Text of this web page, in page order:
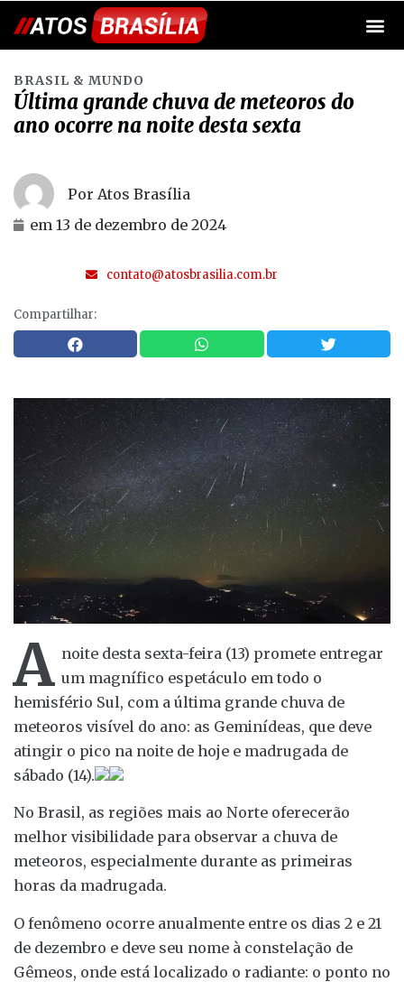
BRASIL & MUNDO
Última grande chuva de meteoros do
ano ocorre na noite desta sexta
Por Atos Brasília
em 13 de dezembro de 2024
contato@atosbrasilia.com.br
Compartilhar:
A noite desta sexta-feira (13) promete entregar
um magnífico espetáculo em todo o
hemisfério Sul, com a última grande chuva de
meteoros visível do ano: as Geminídeas, que deve
atingir o pico na noite de hoje e madrugada de
sábado (14).
No Brasil, as regiões mais ao Norte oferecerão
melhor visibilidade para observar a chuva de
meteoros, especialmente durante as primeiras
horas da madrugada.
O fenômeno ocorre anualmente entre os dias 2 e 21
de dezembro e deve seu nome à constelação de
Gêmeos, onde está localizado o radiante: o ponto no